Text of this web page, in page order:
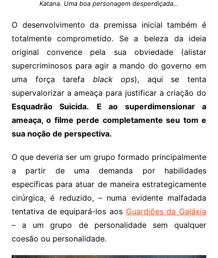
Katana. Uma boa personagem desperdiçada…
O desenvolvimento da premissa inicial também é
totalmente comprometido. Se a beleza da ideia
original convence pela sua obviedade (alistar
supercriminosos para agir a mando do governo em
uma força tarefa black ops), aqui se tenta
supervalorizar a ameaça para justificar a criação do
Esquadrão Suicida.
E ao superdimensionar a
ameaça, o filme perde completamente seu tom e
sua noção de perspectiva.
O que deveria ser um grupo formado principalmente
a partir de uma demanda por habilidades
específicas para atuar de maneira estrategicamente
cirúrgica, é reduzido, – numa evidente malfadada
tentativa de equipará-los aos Guardiões da Galáxia
– a um grupo de personalidade sem qualquer
coesão ou personalidade.